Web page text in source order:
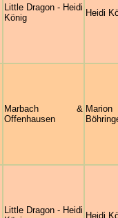
Little Dragon - Heidi
König
Heidi
Marbach &
Offenhausen
Marion
Little Dragon - Heidi
Heidi